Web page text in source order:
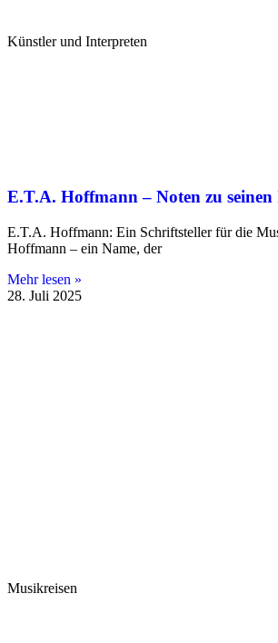
Künstler und Interpreten
E.T.A. Hoffmann – Noten zu
E.T.A. Hoffmann: Ein Schriftsteller für die
Hoffmann – ein Name, der
Mehr lesen »
28. Juli 2025
Musikreisen